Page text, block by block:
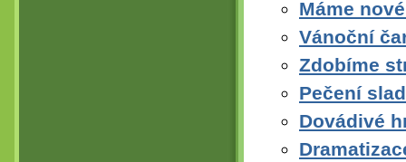
Máme
Vánoční
Zdobíme
Pečení
Dovádivé